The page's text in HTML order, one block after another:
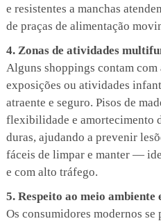
e resistentes a manchas
de praças de alimentação
4. Zonas de atividades
Alguns shoppings contam com
exposições ou atividades
atraente e seguro. Pisos de
flexibilidade e amortecimento
duras, ajudando a prevenir
fáceis de limpar e manter —
e com alto tráfego.
5. Respeito ao meio ambiente
Os consumidores modernos se